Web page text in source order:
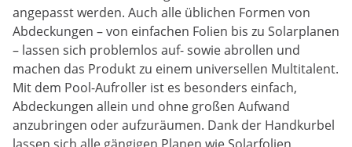
angepasst werden. Auch alle üblichen Formen von
Abdeckungen – von einfachen Folien bis zu Solarplanen
– lassen sich problemlos auf- sowie abrollen und
machen das Produkt zu einem universellen Multitalent.
Mit dem Pool-Aufroller ist es besonders einfach,
Abdeckungen allein und ohne großen Aufwand
anzubringen oder aufzuräumen. Dank der Handkurbel